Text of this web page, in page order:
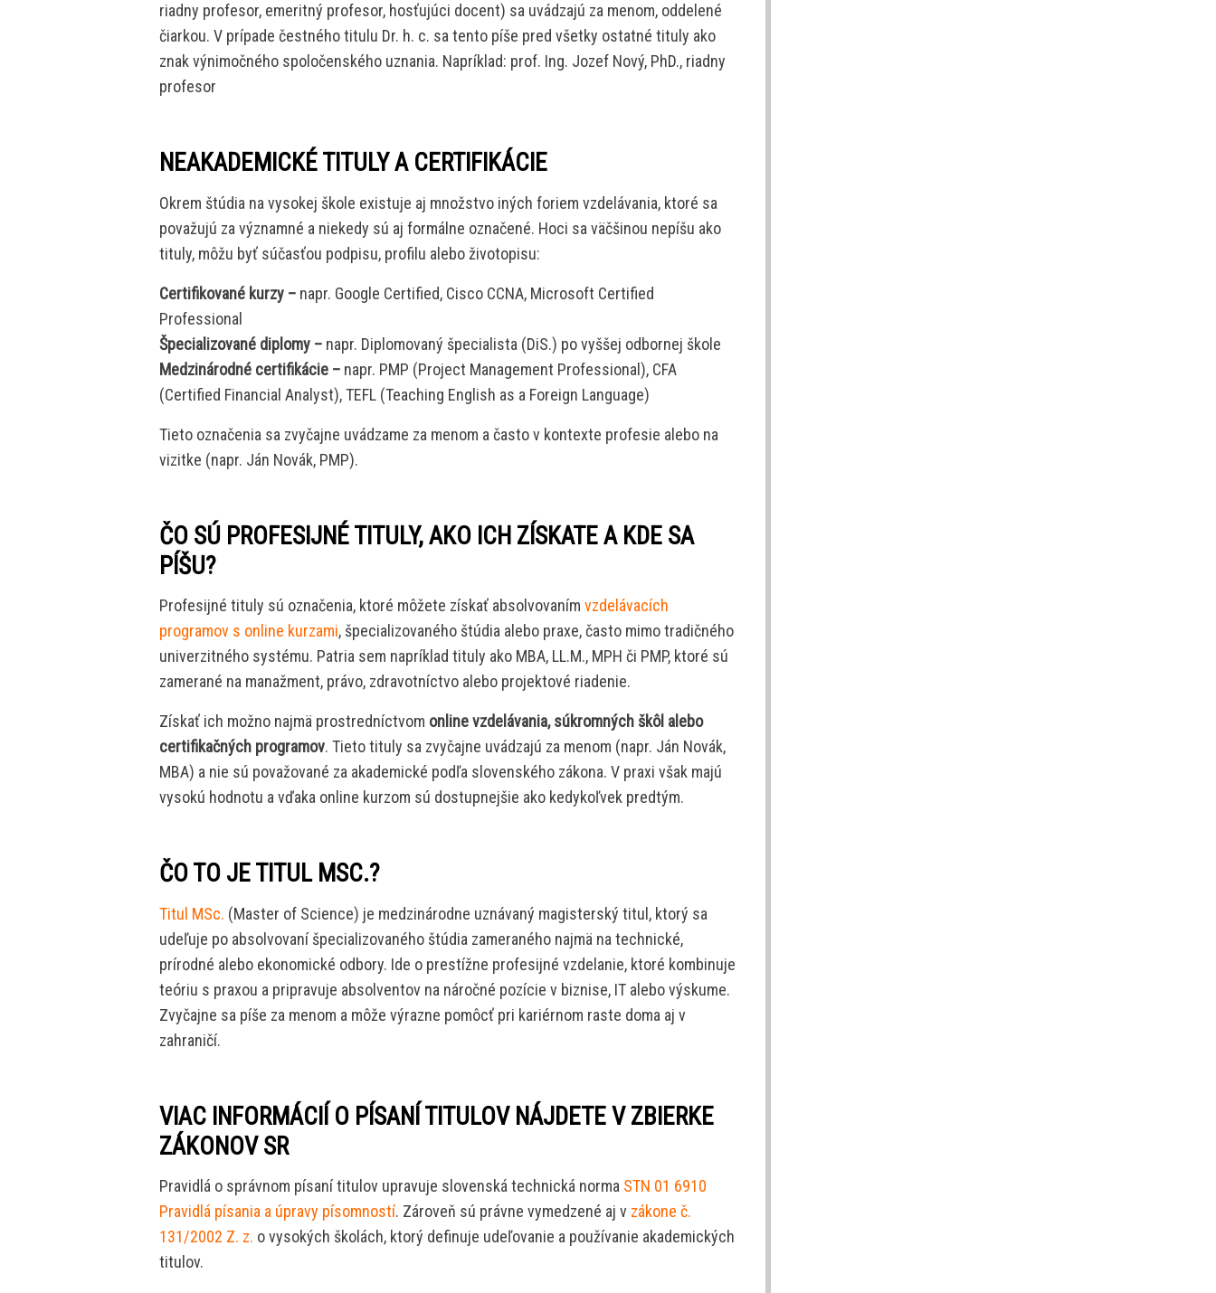
riadny profesor, emeritný profesor, hosťujúci docent) sa uvádzajú za menom, oddelené
čiarkou. V prípade čestného titulu Dr. h. c. sa tento píše pred všetky ostatné tituly ako
znak výnimočného spoločenského uznania. Napríklad: prof. Ing. Jozef Nový, PhD., riadny
profesor
NEAKADEMICKÉ TITULY A CERTIFIKÁCIE
Okrem štúdia na vysokej škole existuje aj množstvo iných foriem vzdelávania, ktoré sa
považujú za významné a niekedy sú aj formálne označené. Hoci sa väčšinou nepíšu ako
tituly, môžu byť súčasťou podpisu, profilu alebo životopisu:
Certifikované kurzy – napr. Google Certified, Cisco CCNA, Microsoft Certified
Professional
Špecializované diplomy – napr. Diplomovaný špecialista (DiS.) po vyššej odbornej škole
Medzinárodné certifikácie – napr. PMP (Project Management Professional), CFA
(Certified Financial Analyst), TEFL (Teaching English as a Foreign Language)
Tieto označenia sa zvyčajne uvádzame za menom a často v kontexte profesie alebo na
vizitke (napr. Ján Novák, PMP).
ČO SÚ PROFESIJNÉ TITULY, AKO ICH ZÍSKATE A KDE SA
PÍŠU?
Profesijné tituly sú označenia, ktoré môžete získať absolvovaním vzdelávacích
programov s online kurzami, špecializovaného štúdia alebo praxe, často mimo tradičného
univerzitného systému. Patria sem napríklad tituly ako MBA, LL.M., MPH či PMP, ktoré sú
zamerané na manažment, právo, zdravotníctvo alebo projektové riadenie.
Získať ich možno najmä prostredníctvom online vzdelávania, súkromných škôl alebo
certifikačných programov. Tieto tituly sa zvyčajne uvádzajú za menom (napr. Ján Novák,
MBA) a nie sú považované za akademické podľa slovenského zákona. V praxi však majú
vysokú hodnotu a vďaka online kurzom sú dostupnejšie ako kedykoľvek predtým.
ČO TO JE TITUL MSC.?
Titul MSc. (Master of Science) je medzinárodne uznávaný magisterský titul, ktorý sa
udeľuje po absolvovaní špecializovaného štúdia zameraného najmä na technické,
prírodné alebo ekonomické odbory. Ide o prestížne profesijné vzdelanie, ktoré kombinuje
teóriu s praxou a pripravuje absolventov na náročné pozície v biznise, IT alebo výskume.
Zvyčajne sa píše za menom a môže výrazne pomôcť pri kariérnom raste doma aj v
zahraničí.
VIAC INFORMÁCIÍ O PÍSANÍ TITULOV NÁJDETE V ZBIERKE
ZÁKONOV SR
Pravidlá o správnom písaní titulov upravuje slovenská technická norma STN 01 6910
Pravidlá písania a úpravy písomností. Zároveň sú právne vymedzené aj v zákone č.
131/2002 Z. z. o vysokých školách, ktorý definuje udeľovanie a používanie akademických
titulov.